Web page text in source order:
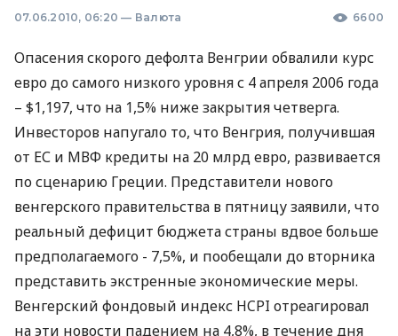
07.06.2010, 06:20 — Валюта 6600
Опасения скорого дефолта Венгрии обвалили курс
евро до самого низкого уровня с 4 апреля 2006 года
– $1,197, что на 1,5% ниже закрытия четверга.
Инвесторов напугало то, что Венгрия, получившая
от ЕС и МВФ кредиты на 20 млрд евро, развивается
по сценарию Греции. Представители нового
венгерского правительства в пятницу заявили, что
реальный дефицит бюджета страны вдвое больше
предполагаемого - 7,5%, и пообещали до вторника
представить экстренные экономические меры.
Венгерский фондовый индекс HCPI отреагировал
на эти новости падением на 4,8%, в течение дня